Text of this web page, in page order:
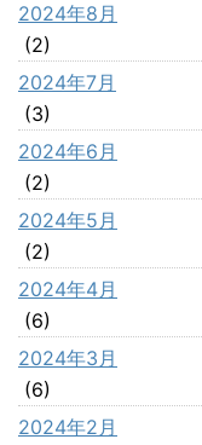
2024年8月
(2)
2024年7月
(3)
2024年6月
(2)
2024年5月
(2)
2024年4月
(6)
2024年3月
(6)
2024年2月